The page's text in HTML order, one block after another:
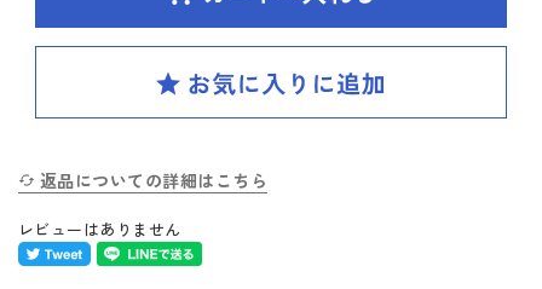
お買い物ガイド
よくあるご質問
返品についての詳細はこちら
レビューはありません